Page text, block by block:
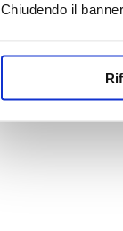
Chiudendo il